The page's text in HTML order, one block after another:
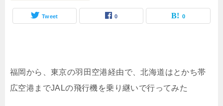
Tweet 0 0
福岡から、東京の羽田空港経由で、北海道はとかち帯
広空港までJALの飛行機を乗り継いで行ってみた